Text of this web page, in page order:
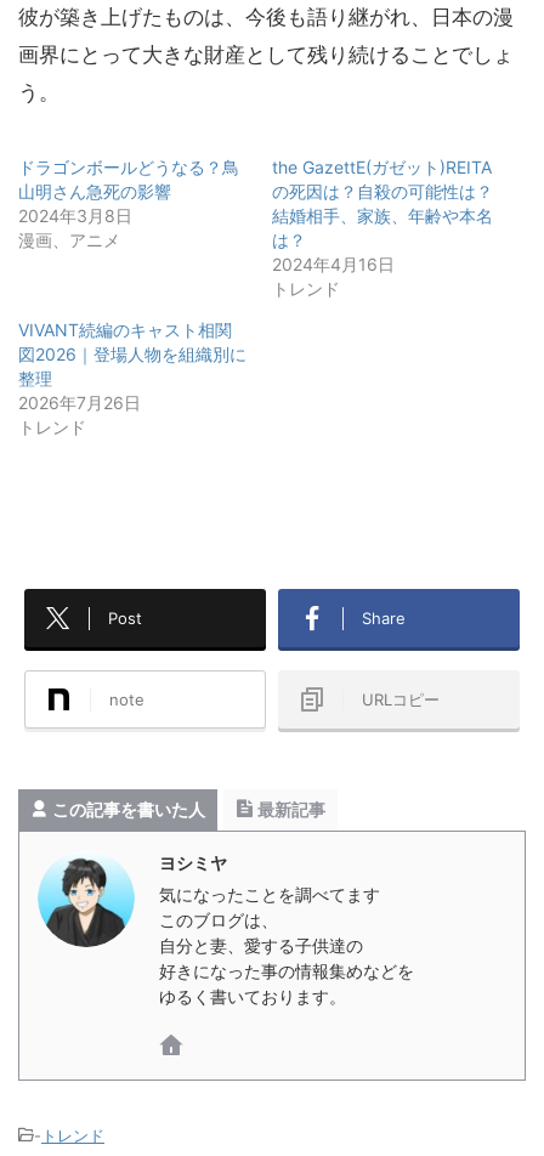
彼が築き上げたものは、今後も語り継がれ、日本の漫
画界にとって大きな財産として残り続けることでしょ
う。
ドラゴンボールどうなる？鳥
山明さん急死の影響
2024年3月8日
漫画、アニメ
the GazettE(ガゼット)REITA
の死因は？自殺の可能性は？
結婚相手、家族、年齢や本名
は？
2024年4月16日
トレンド
VIVANT続編のキャスト相関
図2026｜登場人物を組織別に
整理
2026年7月26日
トレンド
この記事を書いた人 最新記事
ヨシミヤ
気になったことを調べてます
このブログは、
自分と妻、愛する子供達の
好きになった事の情報集めなどを